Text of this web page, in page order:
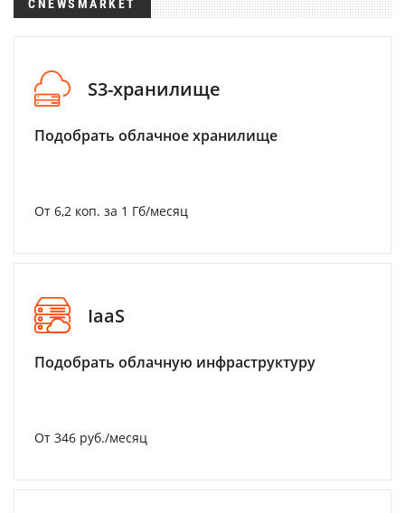
CNEWSMARKET
S3-хранилище
Подобрать облачное хранилище
От 6,2 коп. за 1 Гб/месяц
IaaS
Подобрать облачную инфраструктуру
От 346 руб./месяц